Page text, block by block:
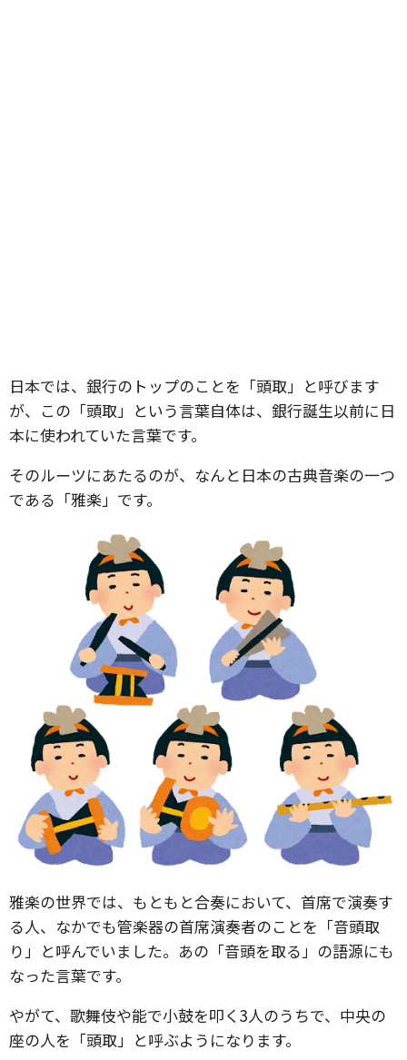
日本では、銀行のトップのことを「頭取」と呼びます
が、この「頭取」という言葉自体は、銀行誕生以前に日
本に使われていた言葉です。
そのルーツにあたるのが、なんと日本の古典音楽の一つ
である「雅楽」です。
雅楽の世界では、もともと合奏において、首席で演奏す
る人、なかでも管楽器の首席演奏者のことを「音頭取
り」と呼んでいました。あの「音頭を取る」の語源にも
なった言葉です。
やがて、歌舞伎や能で小鼓を叩く3人のうちで、中央の
座の人を「頭取」と呼ぶようになります。